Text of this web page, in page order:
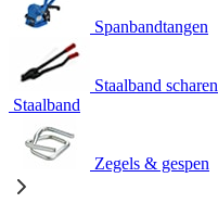
Spanbandtangen
Staalband scharen
Staalband
Zegels & gespen